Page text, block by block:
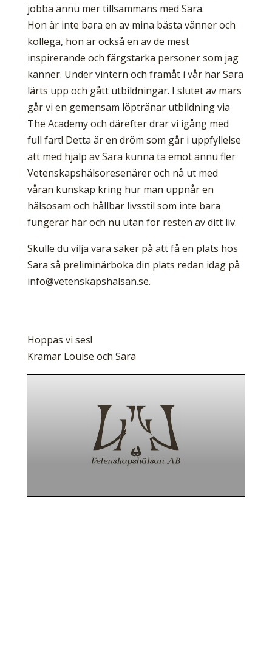
jobba ännu mer tillsammans med Sara.
Hon är inte bara en av mina bästa vänner och
kollega, hon är också en av de mest
inspirerande och färgstarka personer som jag
känner. Under vintern och framåt i vår har Sara
lärts upp och gått utbildningar. I slutet av mars
går vi en gemensam löptränar utbildning via
The Academy och därefter drar vi igång med
full fart! Detta är en dröm som går i uppfyllelse
att med hjälp av Sara kunna ta emot ännu fler
Vetenskapshälsoresenärer och nå ut med
våran kunskap kring hur man uppnår en
hälsosam och hållbar livsstil som inte bara
fungerar här och nu utan för resten av ditt liv.
Skulle du vilja vara säker på att få en plats hos
Sara så preliminärboka din plats redan idag på
info@vetenskapshalsan.se.
Hoppas vi ses!
Kramar Louise och Sara